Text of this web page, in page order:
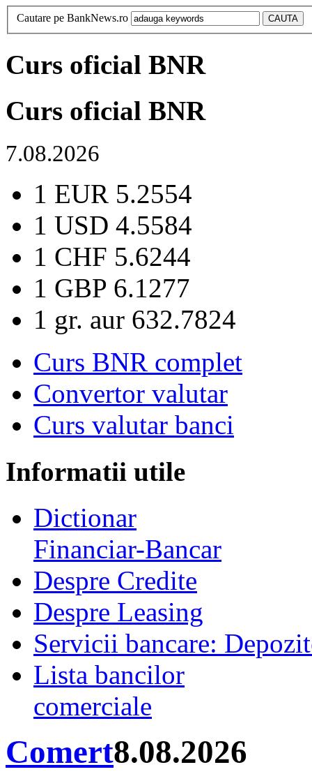
Cautare pe BankNews.ro
Curs oficial BNR
Curs oficial BNR
7.08.2026
1 EUR 5.2554
1 USD 4.5584
1 CHF 5.6244
1 GBP 6.1277
1 gr. aur 632.7824
Curs BNR complet
Convertor valutar
Curs valutar banci
Informatii utile
Dictionar
Financiar-Bancar
Despre Credite
Despre Leasing
Servicii bancare:
Lista bancilor
comerciale
Comert8.08.2026